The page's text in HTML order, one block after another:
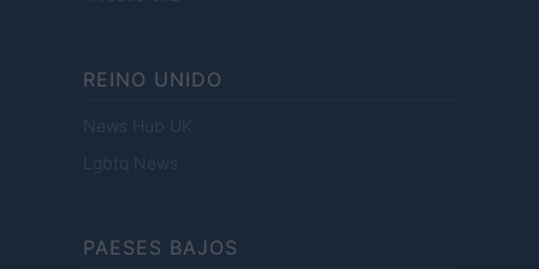
REINO UNIDO
News Hub UK
Lgbtq News
PAESES BAJOS